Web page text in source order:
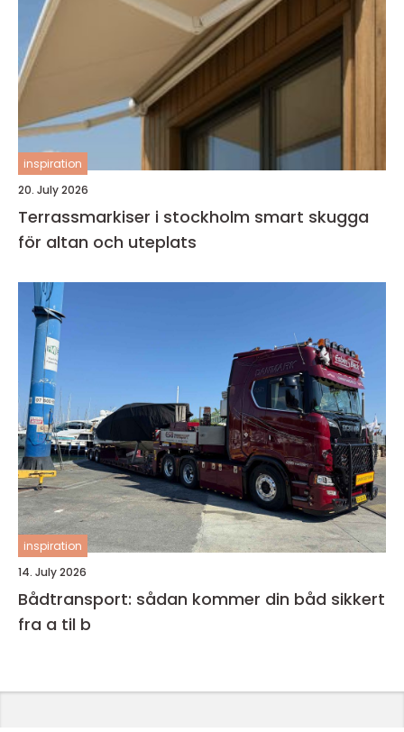
inspiration
20. July 2026
Terrassmarkiser i stockholm smart skugga
för altan och uteplats
inspiration
14. July 2026
Bådtransport: sådan kommer din båd sikkert
fra a til b